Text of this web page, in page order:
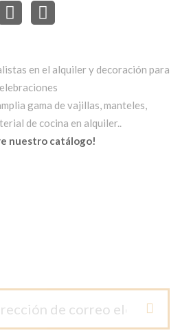
en el alquiler y decoración para
gama de vajillas, manteles,
de cocina en alquiler..
nuestro catálogo!